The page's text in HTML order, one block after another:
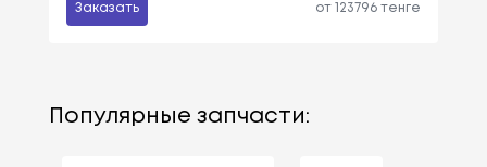
Заказать от 123796 тенге
Популярные запчасти: